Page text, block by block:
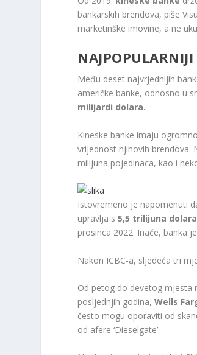
bankarskih brendova, piše
marketinške imovine, a ne
Među deset najvrjednijih
američke banke, odnosno u
milijardi dolara.
Kineske banke imaju
vrijednost njihovih brendova.
milijuna pojedinaca, kao i
Istovremeno je napomenuti
upravlja s5,5 trilijuna dolara
prosinca 2022. Inače, banka
Nakon ICBC-a, sljedeća tri
Od petog do devetog mjesta
posljednjih godina,Wells
često mogu oporaviti od
od afere ‘Dieselgate’.